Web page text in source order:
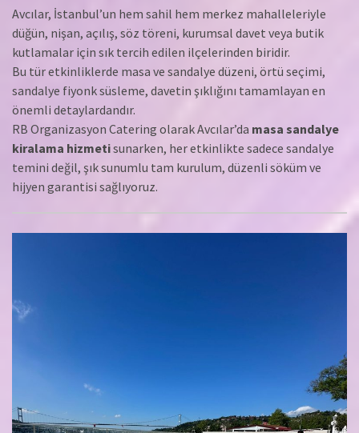
Avcılar, İstanbul’un hem sahil hem merkez mahalleleriyle
düğün, nişan, açılış, söz töreni, kurumsal davet veya butik
kutlamalar için sık tercih edilen ilçelerinden biridir.
Bu tür etkinliklerde masa ve sandalye düzeni, örtü seçimi,
sandalye fiyonk süsleme, davetin şıklığını tamamlayan en
önemli detaylardandır.
RB Organizasyon Catering olarak Avcılar’da masa sandalye
kiralama hizmetisunarken, her etkinlikte sadece sandalye
temini değil, şık sunumlu tam kurulum, düzenli söküm ve
hijyen garantisi sağlıyoruz.